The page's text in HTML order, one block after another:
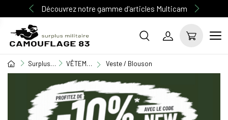
Découvrez notre gamme d'articles Multicam
Surplus Militaire VÊTEMENT MILITAIRE Veste / Blouson